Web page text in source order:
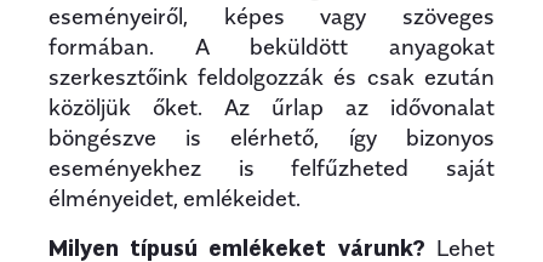
eseményeiről, képes vagy szöveges
formában. A beküldött anyagokat
szerkesztőink feldolgozzák és csak ezután
közöljük őket. Az űrlap az idővonalat
böngészve is elérhető, így bizonyos
eseményekhez is felfűzheted saját
élményeidet, emlékeidet.
Milyen típusú emlékeket várunk? Lehet